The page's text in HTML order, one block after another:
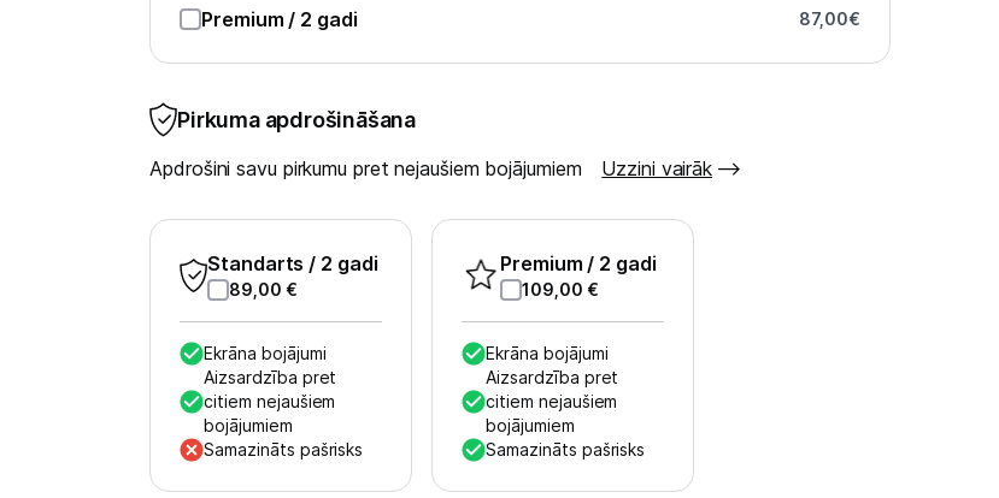
Kafijas pagatavošana
Mazā virtuves tehnika
Skaistumkopšana
Ražotāju atjaunota tehnika
Pirkuma apdrošināšana
Apdrošini savu pirkumu pret nejaušiem bojājumiem Uzzini vairāk
Standarts / 2 gadi
89,00 €
Ekrāna bojājumi
Aizsardzība pret
citiem nejaušiem
bojājumiem
Samazināts pašrisks
Premium / 2 gadi
109,00 €
Ekrāna bojājumi
Aizsardzība pret
citiem nejaušiem
bojājumiem
Samazināts pašrisks
Premium / 2 gadi 87,00€